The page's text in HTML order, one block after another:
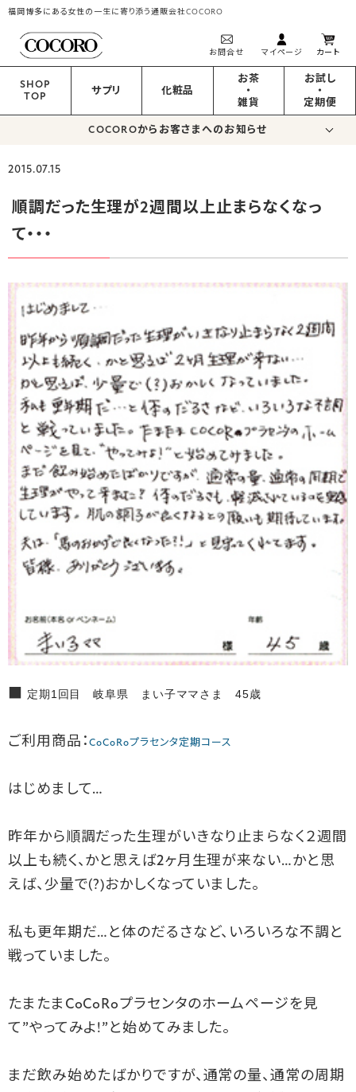
福岡博多にある女性の一生に寄り添う通販会社COCORO
お問合せ マイページ カート
SHOP
TOP
サプリ 化粧品
お茶
・
雑貨
お試し
・
定期便
COCOROからお客さまへのお知らせ
2015.07.15
順調だった生理が2週間以上止まらなくなっ
て・・・
■ 定期1回目 岐阜県 まい子ママさま 45歳
ご利用商品：CoCoRoプラセンタ定期コース
はじめまして…
昨年から順調だった生理がいきなり止まらなく２週間
以上も続く、かと思えば2ヶ月生理が来ない…かと思
えば、少量で(?)おかしくなっていました。
私も更年期だ…と体のだるさなど、いろいろな不調と
戦っていました。
たまたまCoCoRoプラセンタのホームページを見
て”やってみよ!”と始めてみました。
まだ飲み始めたばかりですが、通常の量、通常の周期